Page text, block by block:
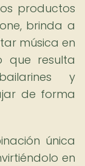
productos
brinda a
música en
que resulta
y
de forma
única
en